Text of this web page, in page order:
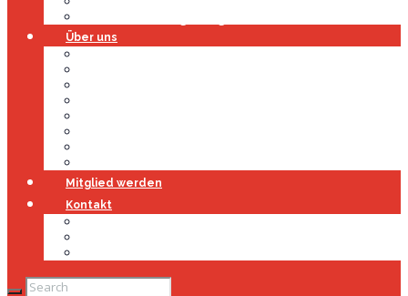
Über uns
Mitglied werden
Kontakt